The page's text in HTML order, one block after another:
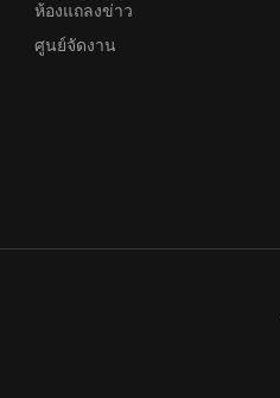
ห้องแถลงข่าว
ศูนย์จัดงาน